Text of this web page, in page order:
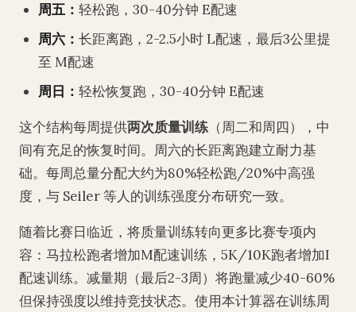
周五： 轻松跑，30-40分钟 E配速
周六： 长距离跑，2-2.5小时 L配速，最后3公里提
至 M配速
周日： 轻松恢复跑，30-40分钟 E配速
这个结构每周提供两次质量训练 （周二和周四），中
间有充足的恢复时间。周六的长距离跑建立耐力基
础。每周总量分配大约为80%轻松跑/20%中高强
度，与 Seiler 等人的训练强度分布研究一致。
随着比赛日临近，将质量训练转向更多比赛专项内
容：马拉松跑者增加M配速训练，5K/10K跑者增加I
配速训练。减量期（最后2-3周）将跑量减少40-60%
但保持强度以维持竞技状态。使用本计算器在训练周